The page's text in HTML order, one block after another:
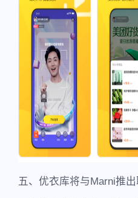
五、优衣库将与Marni推出